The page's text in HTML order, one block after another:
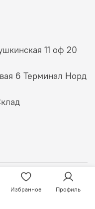
11 оф 20
6 Терминал Норд
Избранное Профиль